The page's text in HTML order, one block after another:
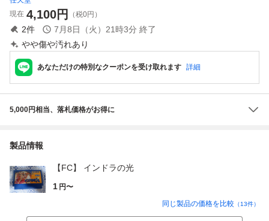
現在 4,100円 （税0円）
2件 7月8日（火）21時3分 終了
やや傷や汚れあり
あなただけの特別なクーポンを受け取れます 詳細
5,000円相当、落札価格がお得に
製品情報
【FC】 インドラの光
1 円〜
同じ製品の価格を比較 （13件）